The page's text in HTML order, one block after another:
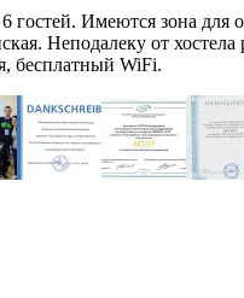
Имеются зона для
Неподалеку от
бесплатный WiFi.